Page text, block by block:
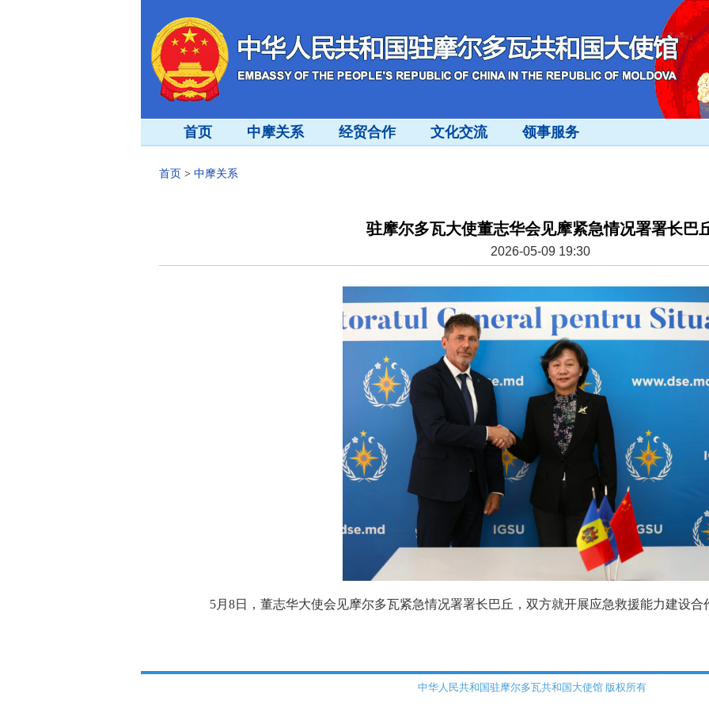
首页 中摩关系 经贸合作 文化交流 领事服务
首页 > 中摩关系
驻摩尔多瓦大使董志华会见摩紧急情况署署长巴
2026-05-09 19:30
5月8日，董志华大使会见摩尔多瓦紧急情况署署长巴丘，双方就开展应急救援能力建设合
中华人民共和国驻摩尔多瓦共和国大使馆 版权所有